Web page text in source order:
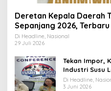
Deretan Kepala Daerah
Sepanjang 2026,
Widiyantoro
Di Headline, Nasional
29 Juli 2026
Tekan Impor,
Industri Susu
Nusantara
Di Headline,
3 Juni 2026